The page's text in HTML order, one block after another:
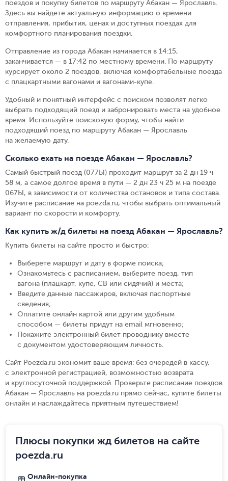
поездов и покупку билетов по маршруту Абакан — Ярославль.
Здесь вы найдете актуальную информацию о времени
отправления, прибытия, ценах и доступных поездах для
комфортного планирования поездки.
Отправление из города Абакан начинается в 14:15,
заканчивается — в 17:42 по местному времени. По маршруту
курсирует около 2 поездов, включая комфортабельные поезда
с плацкартными вагонами и вагонами-купе.
Удобный и понятный интерфейс с поиском позволят легко
выбрать подходящий поезд и забронировать места на удобное
время. Используйте поисковую форму, чтобы найти
подходящий поезд по маршруту Абакан — Ярославль
на желаемую дату.
Сколько ехать на поезде Абакан — Ярославль?
Самый быстрый поезд (077Ы) проходит маршрут за 2 дн 19 ч
58 м, а самое долгое время в пути — 2 дн 23 ч 25 м на поезде
067Ы, в зависимости от количества остановок и типа состава.
Изучите расписание на poezda.ru, чтобы выбрать оптимальный
вариант по скорости и комфорту.
Как купить ж/д билеты на поезд Абакан — Ярославль?
Купить билеты на сайте просто и быстро:
Выберете маршрут и дату в форме поиска;
Ознакомьтесь с расписанием, выберите поезд, тип
вагона (плацкарт, купе, СВ или сидячий) и места;
Введите данные пассажиров, включая паспортные
сведения;
Оплатите онлайн картой или другим удобным
способом — билеты придут на email мгновенно;
Покажите электронный билет проводнику вместе
с документом удостоверяющим личность.
Сайт Poezda.ru экономит ваше время: без очередей в кассу,
с электронной регистрацией, возможностью возврата
и круглосуточной поддержкой. Проверьте расписание поездов
Абакан — Ярославль на poezda.ru прямо сейчас, купите билеты
онлайн и наслаждайтесь приятным путешествием!
Плюсы покупки жд билетов на сайте
poezda.ru
Онлайн-покупка